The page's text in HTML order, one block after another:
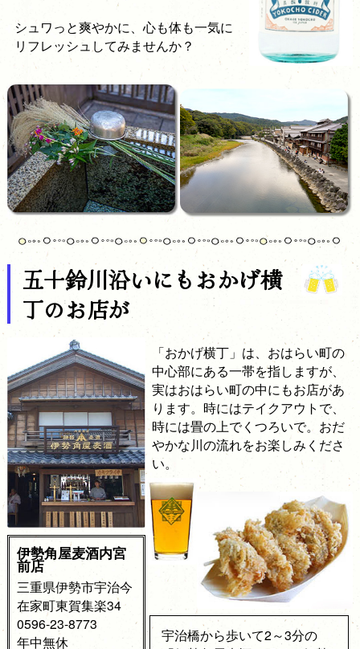
シュワっと爽やかに、心も体も一気に
リフレッシュしてみませんか？
五十鈴川沿いにもおかげ横
丁のお店が
「おかげ横丁」は、おはらい町の
中心部にある一帯を指しますが、
実はおはらい町の中にもお店があ
ります。時にはテイクアウトで、
時には畳の上でくつろいで。おだ
やかな川の流れをお楽しみくださ
い。
宇治橋から歩いて2～3分の
伊勢角屋麦酒内宮
前店
三重県伊勢市宇治今
在家町東賀集楽34
0596-23-8773
年中無休